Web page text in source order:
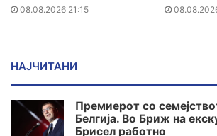
08.08.2026 21:15
НАЈЧИТАНИ
Премиерот со
Белгија. Во Бриж на
Брисел работно